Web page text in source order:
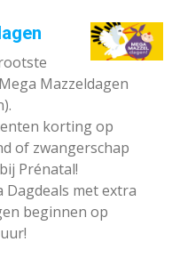
Mazzeldagen
korting op
of zwangerschap
Prénatal!
Dagdeals met extra
beginnen op